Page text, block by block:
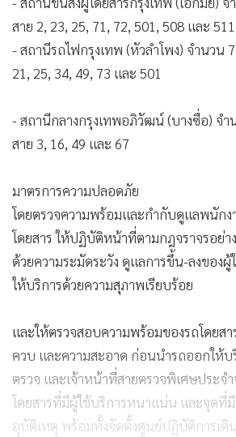
สาย 2, 23, 25, 71, 72, 501, 508 และ 511
- สถานีรถไฟกรุงเทพ (หัวลำโพง) จำนวน
21, 25, 34, 49, 73 และ 501
- สถานีกลางกรุงเทพอภิวัฒน์ (บางซื่อ) จำ
สาย 3, 16, 49 และ 67
มาตรการความปลอดภัย
โดยตรวจความพร้อมและกำกับดูแลพนัก
โดยสาร ให้ปฏิบัติหน้าที่ตามกฎจราจรอย่า
ด้วยความระมัดระวัง ดูแลการขึ้น-ลงของผู้
ให้บริการด้วยความสุภาพเรียบร้อย
และให้ตรวจสอบความพร้อมของรถโดยส
ควบ และความสะอาด ก่อนนำรถออกให้
ตรวจ และเจ้าหน้าที่สายตรวจพิเศษประ
โดยสารที่มีผู้ใช้บริการหนาแน่น และจุดที่มี
อุบัติเหตุ พร้อมทั้งจัดตั้งศูนย์ปฏิบัติการเดิ